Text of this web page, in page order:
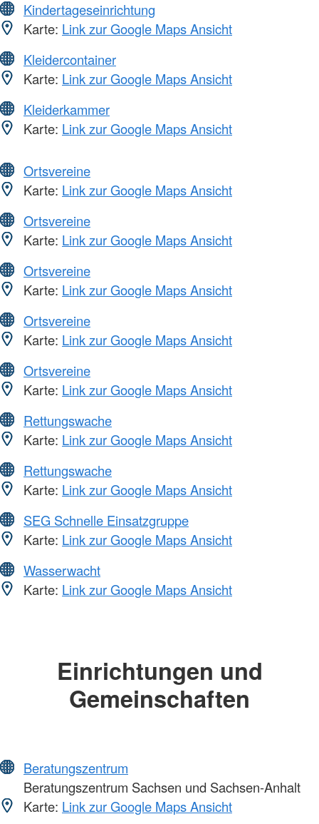
Kindertageseinrichtung
Karte: Link zur Google Maps Ansicht
Kleidercontainer
Karte: Link zur Google Maps Ansicht
Kleiderkammer
Karte: Link zur Google Maps Ansicht
Ortsvereine
Karte: Link zur Google Maps Ansicht
Ortsvereine
Karte: Link zur Google Maps Ansicht
Ortsvereine
Karte: Link zur Google Maps Ansicht
Ortsvereine
Karte: Link zur Google Maps Ansicht
Ortsvereine
Karte: Link zur Google Maps Ansicht
Rettungswache
Karte: Link zur Google Maps Ansicht
Rettungswache
Karte: Link zur Google Maps Ansicht
SEG Schnelle Einsatzgruppe
Karte: Link zur Google Maps Ansicht
Wasserwacht
Karte: Link zur Google Maps Ansicht
Einrichtungen und
Gemeinschaften
Beratungszentrum
Beratungszentrum Sachsen und Sachsen-Anhalt
Karte: Link zur Google Maps Ansicht